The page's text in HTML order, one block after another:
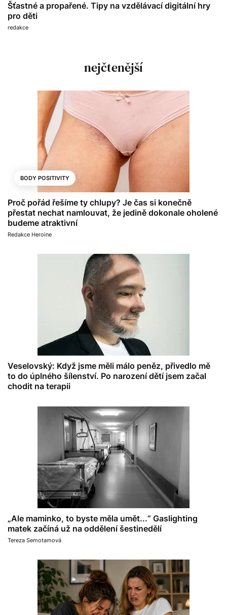
Šťastné a propařené. Tipy na vzdělávací digitální hry
pro děti
redakce
nejčtenější
BODY POSITIVITY
Proč pořád řešíme ty chlupy? Je čas si konečně
přestat nechat namlouvat, že jedině dokonale oholené
budeme atraktivní
Redakce Heroine
Veselovský: Když jsme měli málo peněz, přivedlo mě
to do úplného šílenství. Po narození dětí jsem začal
chodit na terapii
„Ale maminko, to byste měla umět...“ Gaslighting
matek začíná už na oddělení šestinedělí
Tereza Semotamová